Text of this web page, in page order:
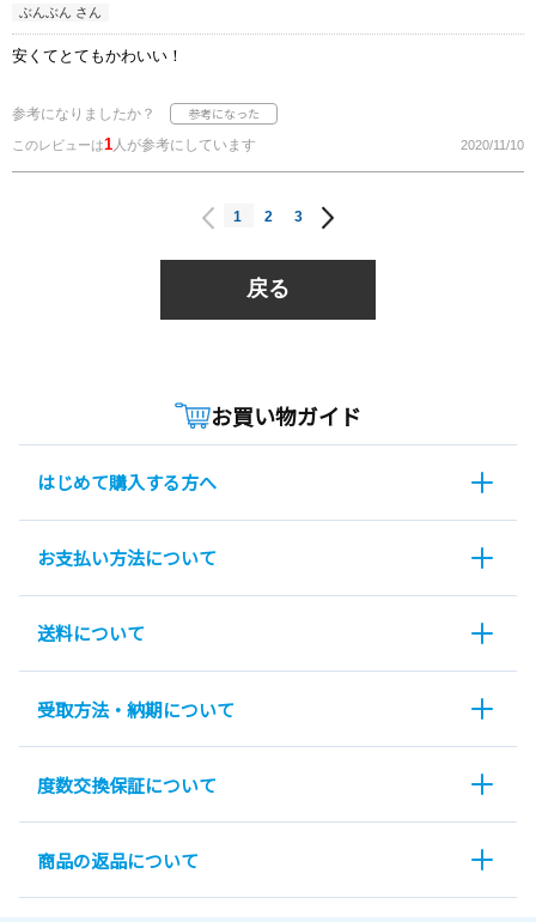
ぶんぶん さん
安くてとてもかわいい！
参考になりましたか？
このレビューは1人が参考にしています 2020/11/10
1 2 3
戻る
お買い物ガイド
はじめて購入する方へ
お支払い方法について
送料について
受取方法・納期について
度数交換保証について
商品の返品について